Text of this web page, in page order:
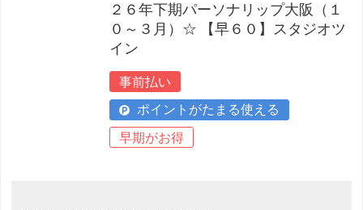
２６年下期パーソナリップ大阪（１
０～３月）☆ 【早６０】スタジオツ
イン
事前払い
ポイントがたまる使える
早期がお得